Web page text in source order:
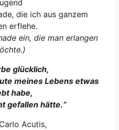
die ich aus ganzem
erflehe.
ein, die man erlangen
glücklich,
meines Lebens etwas
habe,
gefallen hätte.“
Acutis,